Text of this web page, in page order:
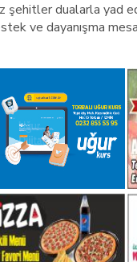
şehitler dualarla yad
ve dayanışma
.